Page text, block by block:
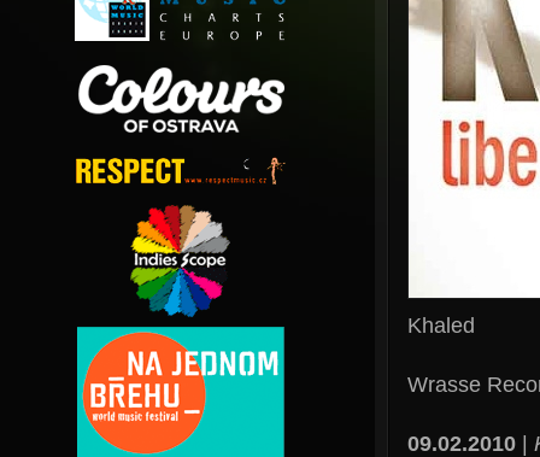
Khaled
Wrasse
09.02.2010|